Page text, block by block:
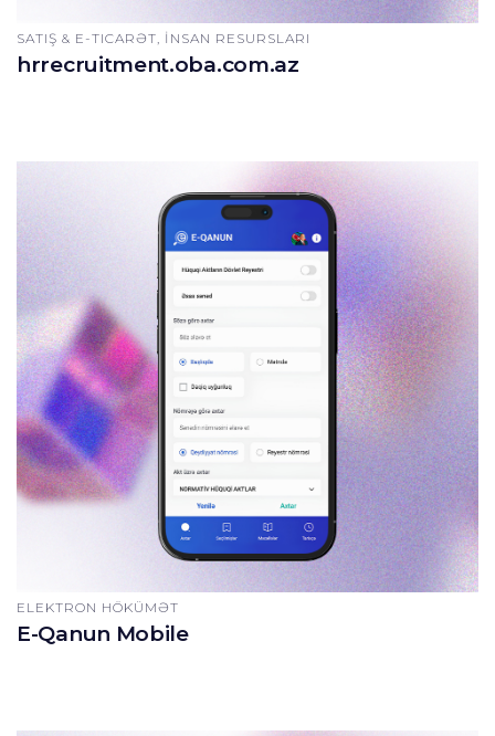
SATIŞ & E-TICARƏT, İNSAN RESURSLARI
hrrecruitment.oba.com.az
ELEKTRON HÖKÜMƏT
E-Qanun Mobile